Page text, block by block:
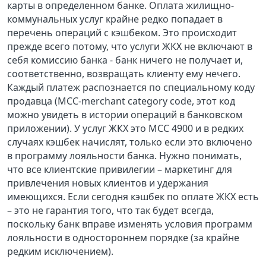
карты в определенном банке. Оплата жилищно-
коммунальных услуг крайне редко попадает в
перечень операций с кэшбеком. Это происходит
прежде всего потому, что услуги ЖКХ не включают в
себя комиссию банка - банк ничего не получает и,
соответственно, возвращать клиенту ему нечего.
Каждый платеж распознается по специальному коду
продавца (MCC-merchant category code, этот код
можно увидеть в истории операций в банковском
приложении). У услуг ЖКХ это МСС 4900 и в редких
случаях кэшбек начислят, только если это включено
в программу лояльности банка. Нужно понимать,
что все клиентские привилегии – маркетинг для
привлечения новых клиентов и удержания
имеющихся. Если сегодня кэшбек по оплате ЖКХ есть
– это не гарантия того, что так будет всегда,
поскольку банк вправе изменять условия программ
лояльности в одностороннем порядке (за крайне
редким исключением).